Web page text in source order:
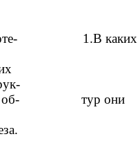
проте- 1.В каких
Из каких
об- тур они